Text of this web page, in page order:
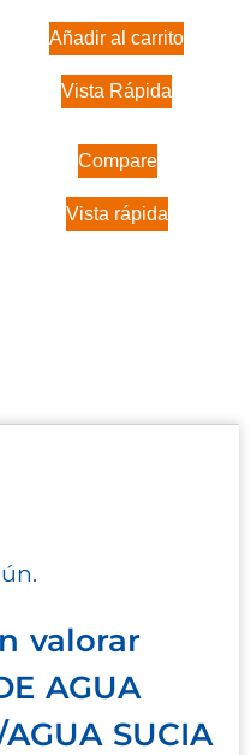
Añadir al carrito
Vista Rápida
Compare
Vista rápida
valorar
AGUA
SUCIA